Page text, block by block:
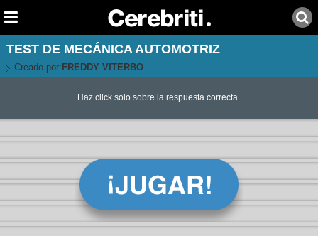
TEST DE MECÁNICA AUTOMOTRIZ
Creado por: FREDDY VITERBO
Haz click solo sobre la respuesta correcta.